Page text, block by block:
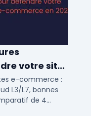
votre site
e-commerce :
L3/L7, bonnes
de 4
2025.